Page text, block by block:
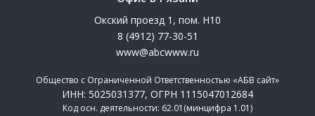
Окский проезд 1, пом. Н10
8 (4912) 77-30-51
www@abcwww.ru
Общество с Ограниченной Ответственностью «АБВ сайт»
ИНН: 5025031377, ОГРН 1115047012684
Код осн. деятельности: 62.01(минцифра 1.01)